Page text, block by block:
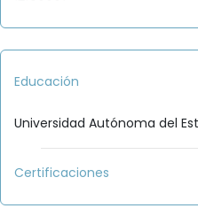
Educación
Universidad Autónoma del
Certificaciones